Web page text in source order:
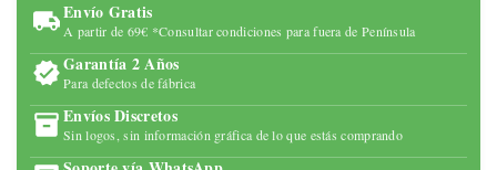
Envío Gratis
A partir de 69€ *Consultar condiciones para fuera de Península
Garantía 2 Años
Para defectos de fábrica
Envíos Discretos
Sin logos, sin información gráfica de lo que estás comprando